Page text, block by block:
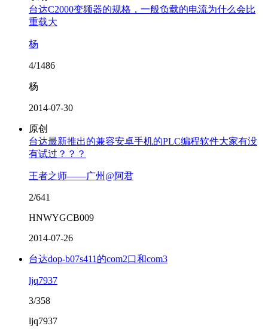
台达C2000变频器的规格，一般负载的电流为什么会比
重载大
杨
4/1486
杨
2014-07-30
原创
台达最新推出的兼容安卓手机的PLC编程软件大家有没
有试过？？？
王者之师——广州@阿君
2/641
HNWYGCB009
2014-07-26
台达dop-b07s411的com2口和com3
ljq7937
3/358
ljq7937